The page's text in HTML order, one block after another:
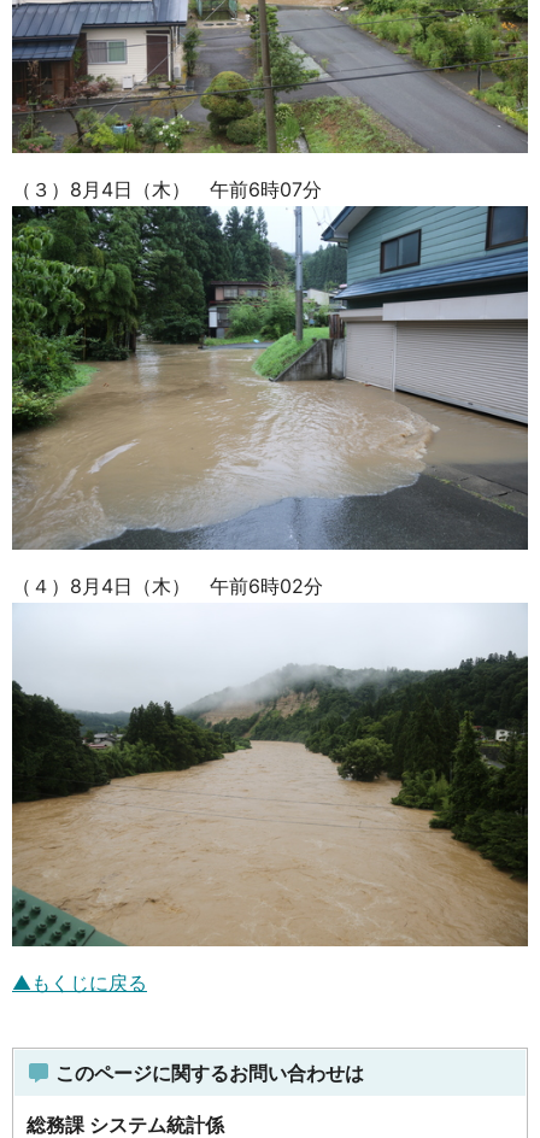
（３）8月4日（木） 午前6時07分
（４）8月4日（木） 午前6時02分
▲もくじに戻る
このページに関するお問い合わせは
総務課 システム統計係